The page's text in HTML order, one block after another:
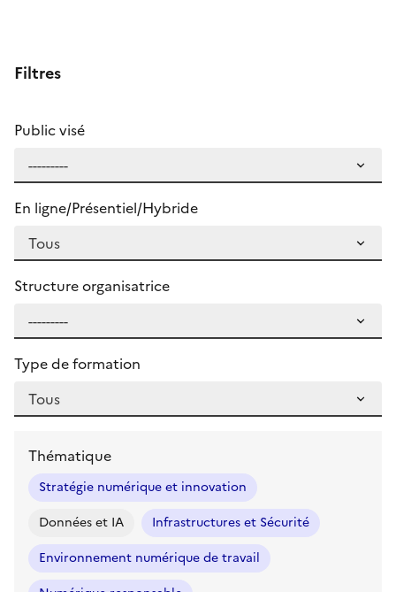
Filtres
Public visé
En ligne/Présentiel/Hybride
Structure organisatrice
Type de formation
Thématique
Stratégie numérique et innovation
Données et IA
Infrastructures et Sécurité
Environnement numérique de travail